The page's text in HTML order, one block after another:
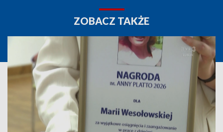
ZOBACZ TAKŻE